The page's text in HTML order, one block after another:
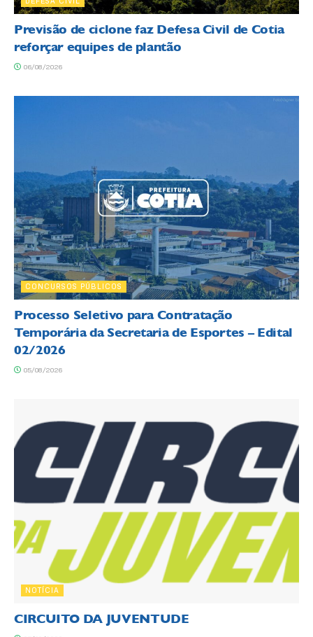
Previsão de ciclone faz Defesa Civil de Cotia
reforçar equipes de plantão
06/08/2026
CONCURSOS PÚBLICOS
Processo Seletivo para Contratação
Temporária da Secretaria de Esportes – Edital
02/2026
05/08/2026
NOTÍCIA
CIRCUITO DA JUVENTUDE